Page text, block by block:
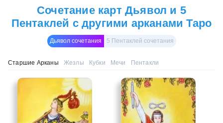
Сочетание карт Дьявол и 5
Пентаклей с другими арканами Таро
Дьявол сочетания 5 Пентаклей сочетания
Старшие Арканы Жезлы Кубки Мечи Пентакли